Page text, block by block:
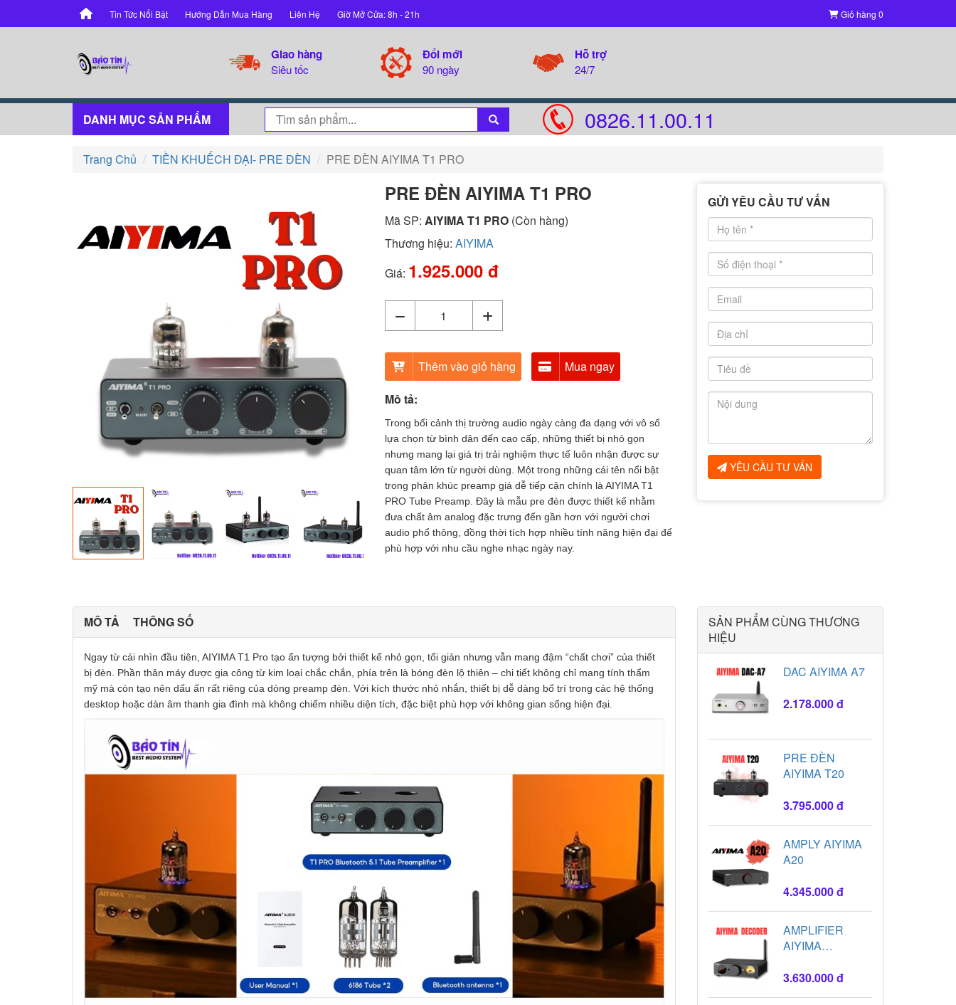
Tin Tức Nổi Bật Hướng Dẫn Mua Hàng Liên Hệ Giờ Mở Cửa: 8h - 21h Giỏ hàng 0
Giao hàng
Siêu tốc
Đổi mới
90 ngày
Hỗ trợ
24/7
DANH MỤC SẢN PHẨM 0826.11.00.11
Trang Chủ TIỀN KHUẾCH ĐẠI- PRE ĐÈN PRE ĐÈN AIYIMA T1 PRO
PRE ĐÈN AIYIMA T1 PRO
Mã SP: AIYIMA T1 PRO (Còn hàng)
Thương hiệu: AIYIMA
Giá: 1.925.000 đ
Thêm vào giỏ hàng
Mua ngay
Mô tả:
Trong bối cảnh thị trường audio ngày càng đa dạng với vô số
lựa chọn từ bình dân đến cao cấp, những thiết bị nhỏ gọn
nhưng mang lại giá trị trải nghiệm thực tế luôn nhận được sự
quan tâm lớn từ người dùng. Một trong những cái tên nổi bật
trong phân khúc preamp giá dễ tiếp cận chính là AIYIMA T1
PRO Tube Preamp. Đây là mẫu pre đèn được thiết kế nhằm
đưa chất âm analog đặc trưng đến gần hơn với người chơi
audio phổ thông, đồng thời tích hợp nhiều tính năng hiện đại để
phù hợp với nhu cầu nghe nhạc ngày nay.
GỬI YÊU CẦU TƯ VẤN
YÊU CẦU TƯ VẤN
MÔ TẢ THÔNG SỐ
Ngay từ cái nhìn đầu tiên, AIYIMA T1 Pro tạo ấn tượng bởi thiết kế nhỏ gọn, tối giản nhưng vẫn mang đậm “chất chơi” của thiết
bị đèn. Phần thân máy được gia công từ kim loại chắc chắn, phía trên là bóng đèn lộ thiên – chi tiết không chỉ mang tính thẩm
mỹ mà còn tạo nên dấu ấn rất riêng của dòng preamp đèn. Với kích thước nhỏ nhắn, thiết bị dễ dàng bố trí trong các hệ thống
desktop hoặc dàn âm thanh gia đình mà không chiếm nhiều diện tích, đặc biệt phù hợp với không gian sống hiện đại.
SẢN PHẨM CÙNG THƯƠNG
HIỆU
DAC AIYIMA A7
2.178.000 đ
PRE ĐÈN
AIYIMA T20
3.795.000 đ
AMPLY AIYIMA
A20
4.345.000 đ
AMPLIFIER
AIYIMA
3.630.000 đ